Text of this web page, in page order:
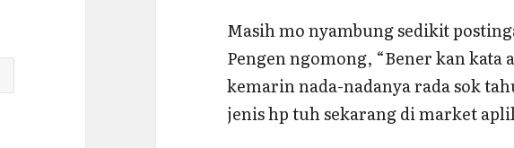
Masih mo nyambung sedikit
Pengen ngomong, “Bener kan
kemarin nada-nadanya rada sok
jenis hp tuh sekarang di market